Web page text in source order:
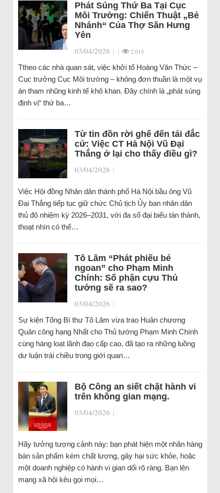
Phát Súng Thứ Ba Tại Cục
Môi Trường: Chiến Thuật „Bẻ
Nhánh“ Của Thợ Săn Hưng
Yên
03/04/2026 | | 2.015
Ttheo các nhà quan sát, việc khởi tố Hoàng Văn Thức –
Cục trưởng Cục Môi trường – không đơn thuần là một vụ
án tham nhũng kinh tế khô khan. Đây chính là „phát súng
định vị“ thứ ba…
Từ tin đồn rời ghế đến tái đắc
cử: Việc CT Hà Nội Vũ Đại
Thắng ở lại cho thấy điều gì?
03/04/2026 |
Việc Hội đồng Nhân dân thành phố Hà Nội bầu ông Vũ
Đại Thắng tiếp tục giữ chức Chủ tịch Ủy ban nhân dân
thủ đô nhiệm kỳ 2026–2031, với đa số đại biểu tán thành,
thoạt nhìn có thể…
Tô Lâm “Phát phiếu bé
ngoan” cho Phạm Minh
Chính: Số phận cựu Thủ
tướng sẽ ra sao?
03/04/2026 |
Sự kiện Tổng Bí thư Tô Lâm vừa trao Huân chương
Quân công hạng Nhất cho Thủ tướng Phạm Minh Chính
cùng hàng loạt lãnh đạo cấp cao, đã tạo ra những luồng
dư luận trái chiều trong giới quan…
Bộ Công an siết chặt hành vi
trên không gian mạng.
03/04/2026 |
Hãy tưởng tượng cảnh này: bạn phát hiện một nhãn hàng
bán sản phẩm kém chất lượng, gây hại sức khỏe, hoặc
một doanh nghiệp có hành vi gian dối rõ ràng. Bạn lên
mạng xã hội kêu gọi mọi…